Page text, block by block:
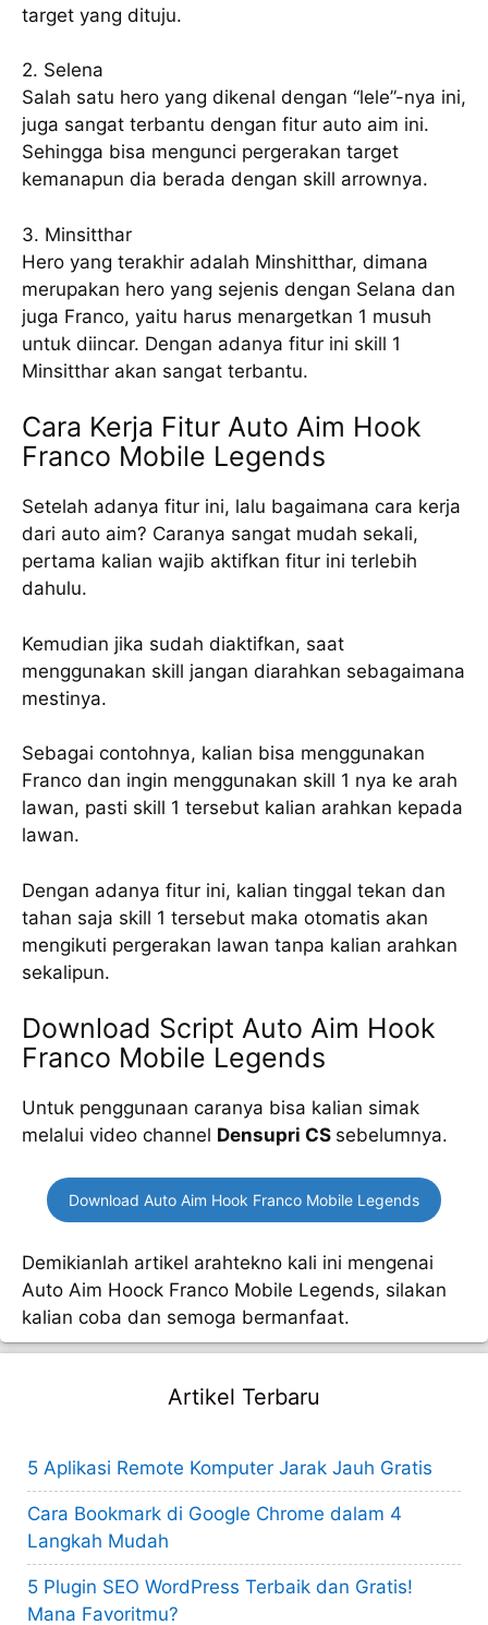
target yang dituju.
2. Selena
Salah satu hero yang dikenal dengan “lele”-nya ini,
juga sangat terbantu dengan fitur auto aim ini.
Sehingga bisa mengunci pergerakan target
kemanapun dia berada dengan skill arrownya.
3. Minsitthar
Hero yang terakhir adalah Minshitthar, dimana
merupakan hero yang sejenis dengan Selana dan
juga Franco, yaitu harus menargetkan 1 musuh
untuk diincar. Dengan adanya fitur ini skill 1
Minsitthar akan sangat terbantu.
Cara Kerja Fitur Auto Aim Hook
Franco Mobile Legends
Setelah adanya fitur ini, lalu bagaimana cara kerja
dari auto aim? Caranya sangat mudah sekali,
pertama kalian wajib aktifkan fitur ini terlebih
dahulu.
Kemudian jika sudah diaktifkan, saat
menggunakan skill jangan diarahkan sebagaimana
mestinya.
Sebagai contohnya, kalian bisa menggunakan
Franco dan ingin menggunakan skill 1 nya ke arah
lawan, pasti skill 1 tersebut kalian arahkan kepada
lawan.
Dengan adanya fitur ini, kalian tinggal tekan dan
tahan saja skill 1 tersebut maka otomatis akan
mengikuti pergerakan lawan tanpa kalian arahkan
sekalipun.
Download Script Auto Aim Hook
Franco Mobile Legends
Untuk penggunaan caranya bisa kalian simak
melalui video channel Densupri CS sebelumnya.
Download Auto Aim Hook Franco Mobile Legends
Demikianlah artikel arahtekno kali ini mengenai
Auto Aim Hoock Franco Mobile Legends, silakan
kalian coba dan semoga bermanfaat.
Artikel Terbaru
5 Aplikasi Remote Komputer Jarak Jauh Gratis
Cara Bookmark di Google Chrome dalam 4
Langkah Mudah
5 Plugin SEO WordPress Terbaik dan Gratis!
Mana Favoritmu?